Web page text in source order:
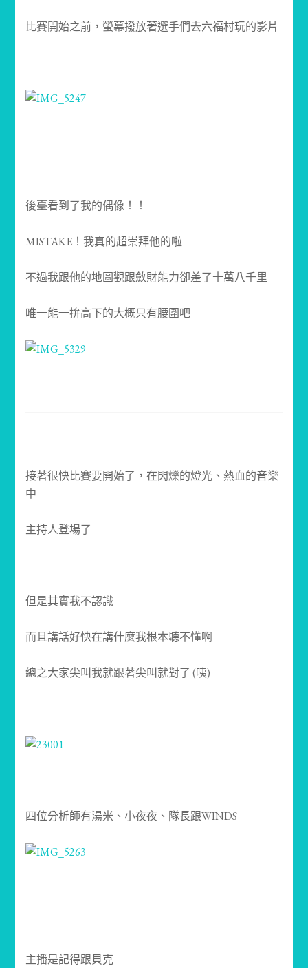
比賽開始之前，螢幕撥放著選手們去六福村玩的影片
後臺看到了我的偶像！！
MISTAKE！我真的超崇拜他的啦
不過我跟他的地圖觀跟斂財能力卻差了十萬八千里
唯一能一拚高下的大概只有腰圍吧
接著很快比賽要開始了，在閃爍的燈光、熱血的音樂
中
主持人登場了
但是其實我不認識
而且講話好快在講什麼我根本聽不懂啊
總之大家尖叫我就跟著尖叫就對了 (咦)
四位分析師有湯米、小夜夜、隊長跟WINDS
主播是記得跟貝克